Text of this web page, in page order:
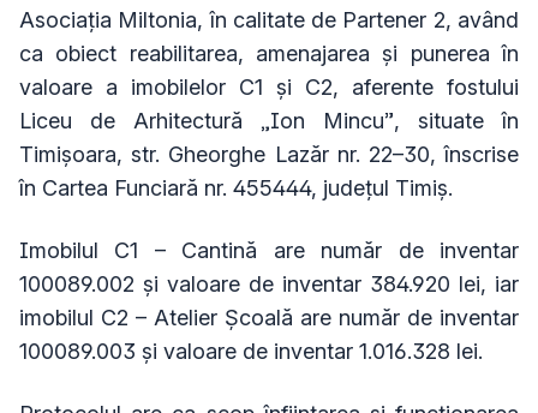
Asociația Miltonia, în calitate de Partener 2, având
ca obiect reabilitarea, amenajarea și punerea în
valoare a imobilelor C1 și C2, aferente fostului
Liceu de Arhitectură „Ion Mincu”, situate în
Timișoara, str. Gheorghe Lazăr nr. 22–30, înscrise
în Cartea Funciară nr. 455444, județul Timiș.
Imobilul C1 – Cantină are număr de inventar
100089.002 și valoare de inventar 384.920 lei, iar
imobilul C2 – Atelier Școală are număr de inventar
100089.003 și valoare de inventar 1.016.328 lei.